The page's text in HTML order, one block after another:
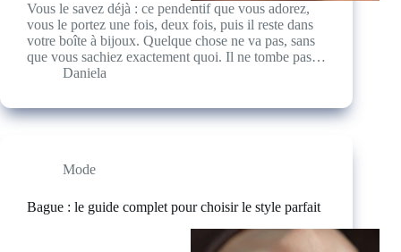
Vous le savez déjà : ce pendentif que vous adorez,
vous le portez une fois, deux fois, puis il reste dans
votre boîte à bijoux. Quelque chose ne va pas, sans
que vous sachiez exactement quoi. Il ne tombe pas…
Daniela
Mode
Bague : le guide complet pour choisir le style parfait